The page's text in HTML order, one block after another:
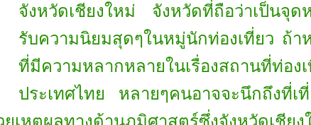
จังหวัดเชียงใหม่ จังหวัดที่ถือว่าเป็นจุด
รับความนิยมสุดๆในหมู่นักท่องเที่ยว ถ้า
ที่มีความหลากหลายในเรื่องสถานที่ท่อง
ประเทศไทย หลายๆคนอาจจะนึกถึงที่เ
เหตุผลทางด้านภูมิศาสตร์ซึ่งจังหวัดเชีย